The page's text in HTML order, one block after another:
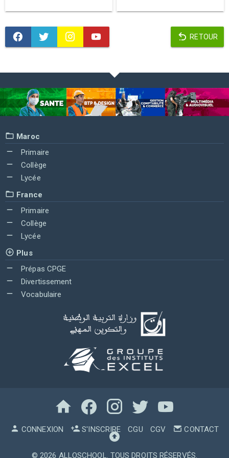
RETOUR
Maroc
Primaire
Collège
Lycée
France
Primaire
Collège
Lycée
Plus
Prépas CPGE
Divertissement
Vocabulaire
CONNEXION S'INSCRIRE CGU CGV CONTACT
© 2026 ALLOSCHOOL. TOUS DROITS RÉSERVÉS.